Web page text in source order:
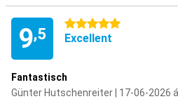
9,5
5 étoiles
Excellent
Fantastisch
Günter Hutschenreiter | 17-06-2026